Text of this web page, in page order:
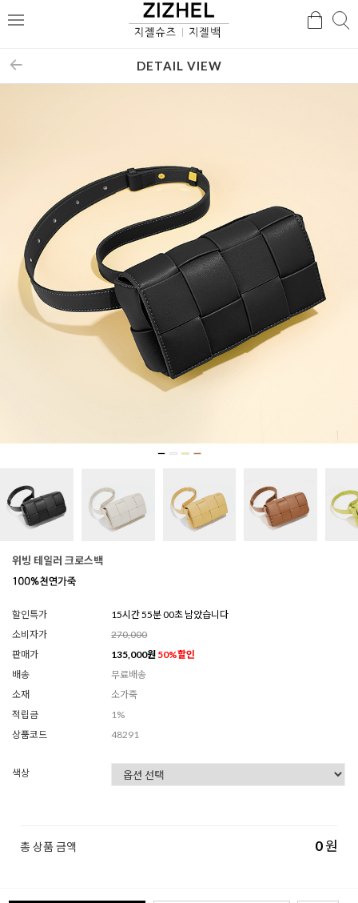
메
검
DETAIL VIEW
위빙 테일러 크로스백
할인특가
15시간 54분 57초 남았습니다
소비자가
270,000
판매가
135,000원 50%할인
배송
무료배송
소재
소가죽
적립금
1%
상품코드
48291
색상
총 상품 금액 0원